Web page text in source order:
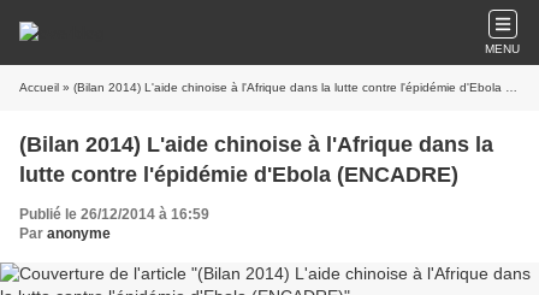
MENU
Accueil » (Bilan 2014) L'aide chinoise à l'Afrique dans la lutte contre l'épidémie d'Ebola (ENCADRE)
(Bilan 2014) L'aide chinoise à l'Afrique dans la
lutte contre l'épidémie d'Ebola (ENCADRE)
Publié le 26/12/2014 à 16:59
Par anonyme